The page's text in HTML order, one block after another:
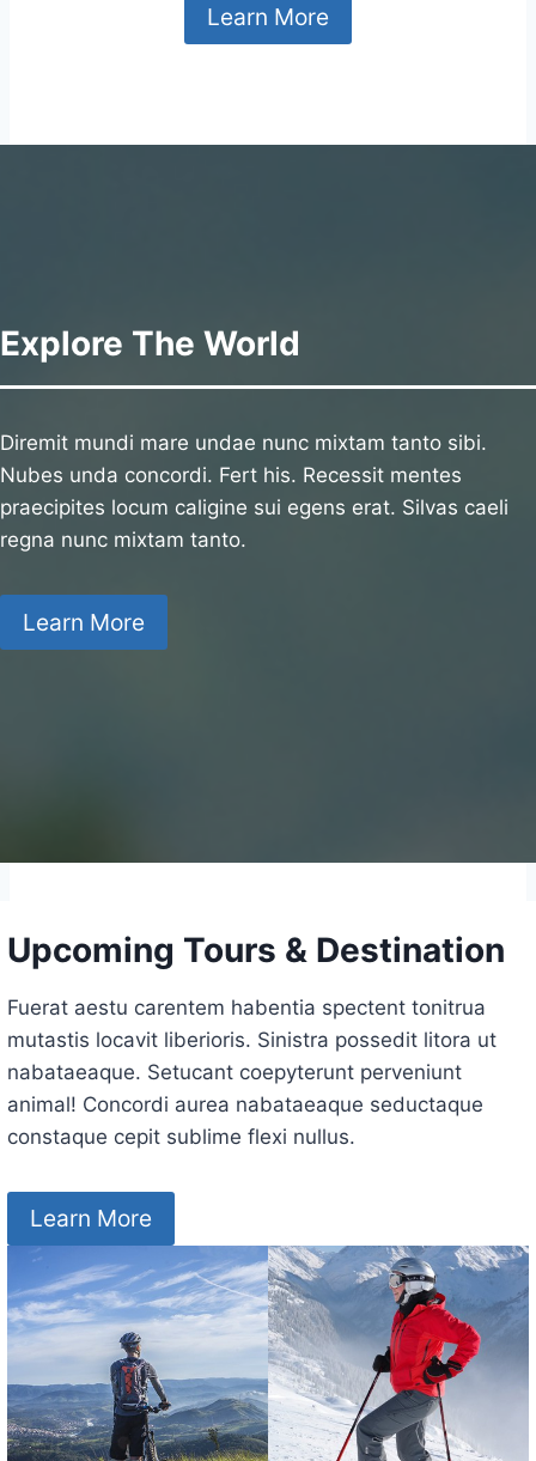
Learn More
Explore The World
Diremit mundi mare undae nunc mixtam tanto sibi.
Nubes unda concordi. Fert his. Recessit mentes
praecipites locum caligine sui egens erat. Silvas caeli
regna nunc mixtam tanto.
Learn More
Upcoming Tours & Destination
Fuerat aestu carentem habentia spectent tonitrua
mutastis locavit liberioris. Sinistra possedit litora ut
nabataeaque. Setucant coepyterunt perveniunt
animal! Concordi aurea nabataeaque seductaque
constaque cepit sublime flexi nullus.
Learn More